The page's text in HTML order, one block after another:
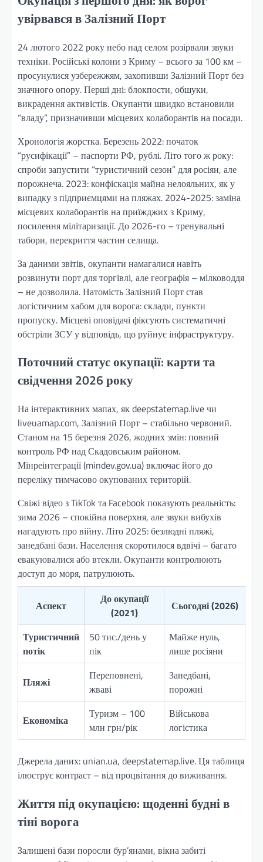
увірвався в Залізний Порт
24 лютого 2022 року небо над селом розірвали звуки
техніки. Російські колони з Криму – всього за 100 км –
просунулися узбережжям, захопивши Залізний Порт без
значного опору. Перші дні: блокпости, обшуки,
викрадення активістів. Окупанти швидко встановили
“владу”, призначивши місцевих колаборантів на посади.
Хронологія жорстка. Березень 2022: початок
“русифікації” – паспорти РФ, рублі. Літо того ж року:
спроби запустити “туристичний сезон” для росіян, але
порожнеча. 2023: конфіскація майна нелояльних, як у
випадку з підприємцями на пляжах. 2024-2025: заміна
місцевих колаборантів на приїжджих з Криму,
посилення мілітаризації. До 2026-го – тренувальні
табори, перекриття частин селища.
За даними звітів, окупанти намагалися навіть
розвинути порт для торгівлі, але географія – мілководдя
– не дозволила. Натомість Залізний Порт став
логістичним хабом для ворога: склади, пункти
пропуску. Місцеві оповідачі фіксують систематичні
обстріли ЗСУ у відповідь, що руйнує інфраструктуру.
Поточний статус окупації: карти та
свідчення 2026 року
На інтерактивних мапах, як deepstatemap.live чи
liveuamap.com, Залізний Порт – стабільно червоний.
Станом на 15 березня 2026, жодних змін: повний
контроль РФ над Скадовським районом.
Мінреінтеграції (mindev.gov.ua) включає його до
переліку тимчасово окупованих територій.
Свіжі відео з TikTok та Facebook показують реальність:
зима 2026 – спокійна поверхня, але звуки вибухів
нагадують про війну. Літо 2025: безлюдні пляжі,
занедбані бази. Населення скоротилося вдвічі – багато
евакуювалися або втекли. Окупанти контролюють
доступ до моря, патрулюють.
Аспект
До окупації
(2021)
Сьогодні (2026)
Туристичний
потік
50 тис./день у
пік
Майже нуль,
лише росіяни
Пляжі
Переповнені,
жваві
Занедбані,
порожні
Економіка
Туризм – 100
млн грн/рік
Військова
логістика
Джерела даних: unian.ua, deepstatemap.live. Ця таблиця
ілюструє контраст – від процвітання до виживання.
Життя під окупацією: щоденні будні в
тіні ворога
Залишені бази поросли бур’янами, вікна забиті